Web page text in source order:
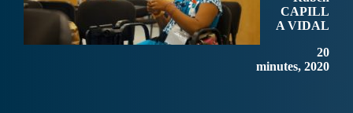
CAPILL
A VIDAL
20
minutes, 2020